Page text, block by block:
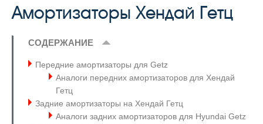
Амортизаторы Хендай Гетц
СОДЕРЖАНИЕ
Передние амортизаторы для Getz
Аналоги передних амортизаторов для Хендай
Гетц
Задние амортизаторы на Хендай Гетц
Аналоги задних амортизаторов для Hyundai Getz